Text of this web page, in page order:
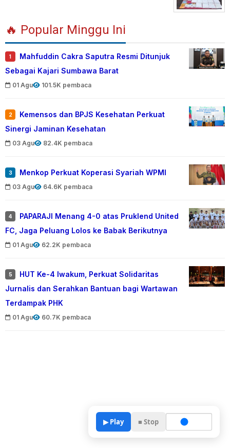
🔥 Popular Minggu Ini
1
Mahfuddin Cakra Saputra Resmi Ditunjuk
Sebagai Kajari Sumbawa Barat
01 Agu 101.5K pembaca
2
Kemensos dan BPJS Kesehatan Perkuat
Sinergi Jaminan Kesehatan
03 Agu 82.4K pembaca
3 Menkop Perkuat Koperasi Syariah WPMI
03 Agu 64.6K pembaca
4
PAPARAJI Menang 4-0 atas Pruklend United
FC, Jaga Peluang Lolos ke Babak Berikutnya
01 Agu 62.2K pembaca
5
HUT Ke-4 Iwakum, Perkuat Solidaritas
Jurnalis dan Serahkan Bantuan bagi Wartawan
Terdampak PHK
01 Agu 60.7K pembaca
▶ Play ■ Stop